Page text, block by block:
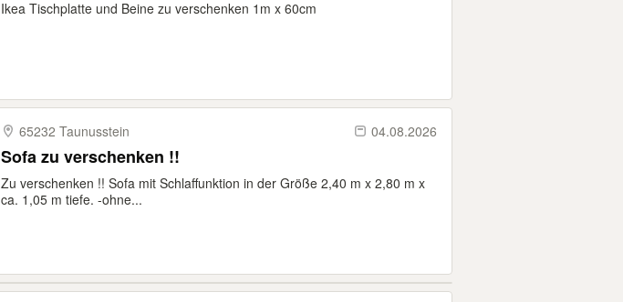
Ikea Tischplatte und Beine zu verschenken 1m x 60cm
65232 Taunusstein 04.08.2026
Sofa zu verschenken !!
Zu verschenken !! Sofa mit Schlaffunktion in der Größe 2,40 m x 2,80 m x
ca. 1,05 m tiefe. -ohne...